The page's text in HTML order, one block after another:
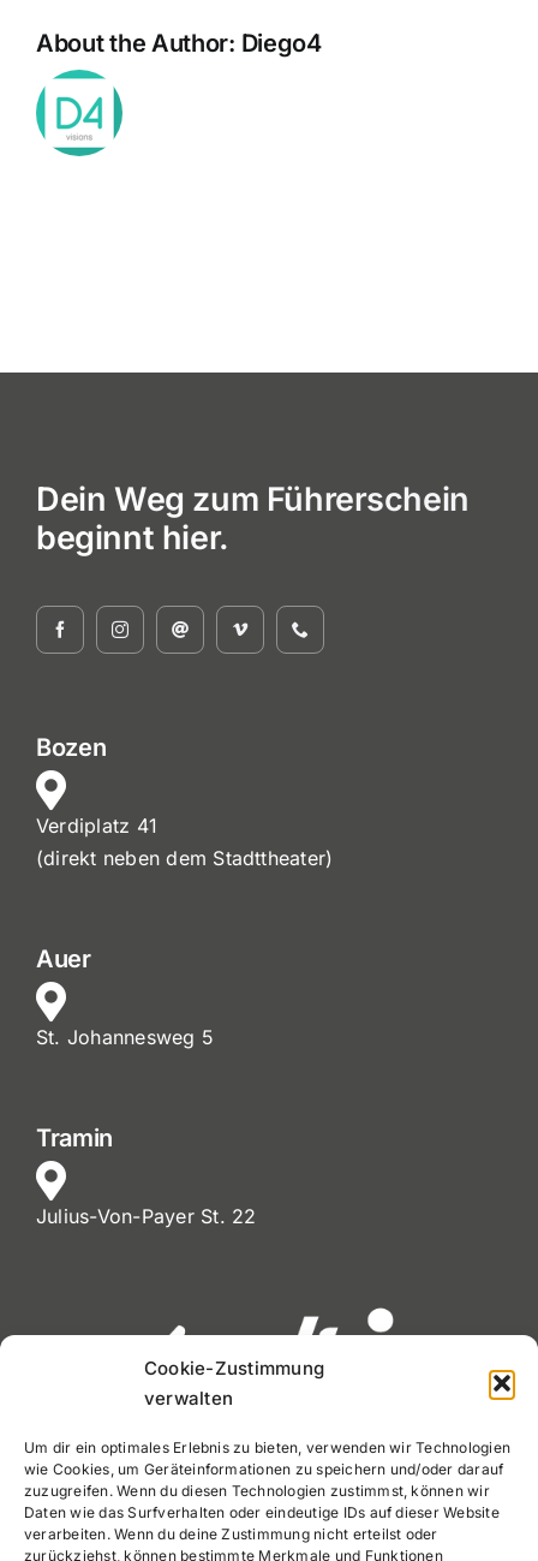
Cookie-Zustimmung
verwalten
Um dir ein optimales Erlebnis zu bieten, verwenden wir Technologien
wie Cookies, um Geräteinformationen zu speichern und/oder darauf
zuzugreifen. Wenn du diesen Technologien zustimmst, können wir
Daten wie das Surfverhalten oder eindeutige IDs auf dieser Website
verarbeiten. Wenn du deine Zustimmung nicht erteilst oder
zurückziehst, können bestimmte Merkmale und Funktionen
About the Author: Diego4
Dein Weg zum Führerschein
beginnt hier.
Bozen
Verdiplatz 41
(direkt neben dem Stadttheater)
Auer
St. Johannesweg 5
Tramin
Julius-Von-Payer St. 22
MwSt. Nr. 02720900212
Tel:+39 0471 971030